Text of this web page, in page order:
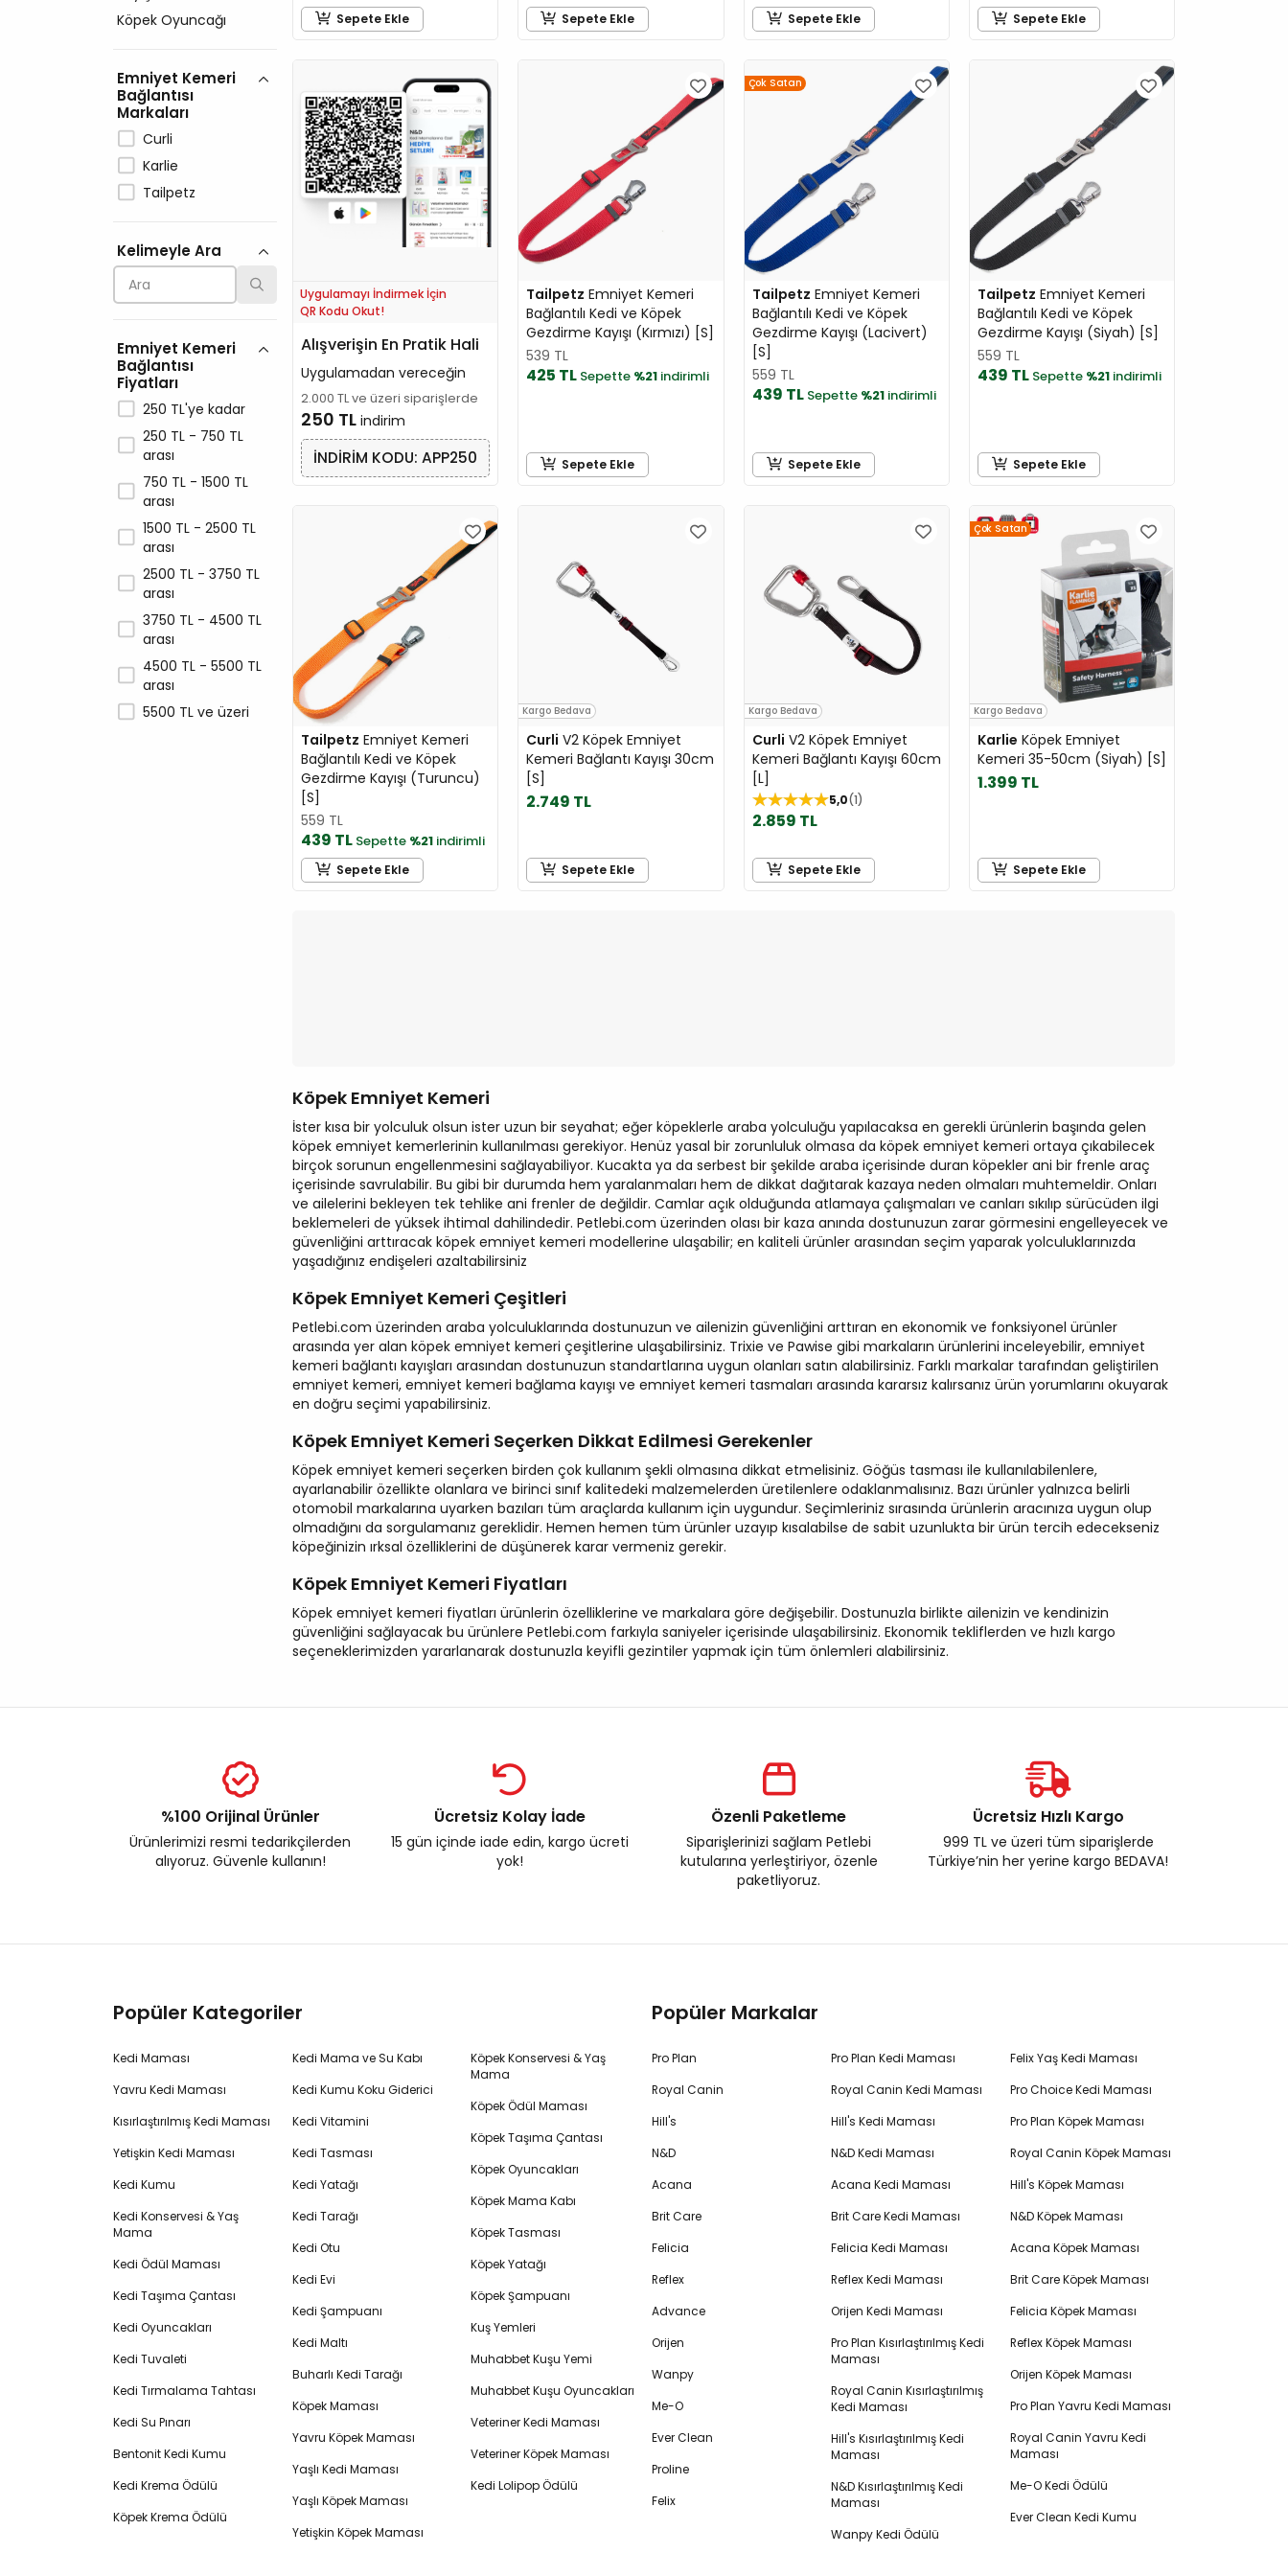
Köpek Oyuncağı
Emniyet Kemeri
Bağlantısı
Markaları
Curli
Karlie
Tailpetz
Kelimeyle Ara
Emniyet Kemeri
Bağlantısı
Fiyatları
250 TL'ye kadar
250 TL - 750 TL
arası
750 TL - 1500 TL
arası
1500 TL - 2500 TL
arası
2500 TL - 3750 TL
arası
3750 TL - 4500 TL
arası
4500 TL - 5500 TL
arası
5500 TL ve üzeri
Sepete Ekle Sepete Ekle Sepete Ekle Sepete Ekle
Uygulamayı İndirmek İçin
QR Kodu Okut!
Alışverişin En Pratik Hali
Uygulamadan vereceğin
2.000 TL ve üzeri siparişlerde
250 TL indirim
İNDİRİM KODU: APP250
Tailpetz Emniyet Kemeri
Bağlantılı Kedi ve Köpek
Gezdirme Kayışı (Kırmızı) [S]
539 TL
425 TL Sepette %21 indirimli
Sepete Ekle
Çok Satan
Tailpetz Emniyet Kemeri
Bağlantılı Kedi ve Köpek
Gezdirme Kayışı (Lacivert)
[S]
559 TL
439 TLSepette %21indirimli
Sepete Ekle
Tailpetz Emniyet Kemeri
Bağlantılı Kedi ve Köpek
Gezdirme Kayışı (Siyah) [S]
559 TL
439 TLSepette %21indirimli
Sepete Ekle
Tailpetz Emniyet Kemeri
Bağlantılı Kedi ve Köpek
Gezdirme Kayışı (Turuncu)
[S]
559 TL
439 TL Sepette %21 indirimli
Sepete Ekle
Kargo Bedava
Curli V2 Köpek Emniyet
Kemeri Bağlantı Kayışı 30cm
[S]
2.749 TL
Sepete Ekle
Kargo Bedava
Curli V2 Köpek Emniyet
Kemeri Bağlantı Kayışı 60cm
[L]
5,0 1
2.859 TL
Sepete Ekle
Çok Satan
Kargo Bedava
Karlie Köpek Emniyet
Kemeri 35-50cm (Siyah) [S]
1.399 TL
Sepete Ekle
Köpek Emniyet Kemeri
İster kısa bir yolculuk olsun ister uzun bir seyahat; eğer köpeklerle araba yolculuğu yapılacaksa en gerekli ürünlerin başında gelen
köpek emniyet kemerlerinin kullanılması gerekiyor. Henüz yasal bir zorunluluk olmasa da köpek emniyet kemeri ortaya çıkabilecek
birçok sorunun engellenmesini sağlayabiliyor. Kucakta ya da serbest bir şekilde araba içerisinde duran köpekler ani bir frenle araç
içerisinde savrulabilir. Bu gibi bir durumda hem yaralanmaları hem de dikkat dağıtarak kazaya neden olmaları muhtemeldir. Onları
ve ailelerini bekleyen tek tehlike ani frenler de değildir. Camlar açık olduğunda atlamaya çalışmaları ve canları sıkılıp sürücüden ilgi
beklemeleri de yüksek ihtimal dahilindedir. Petlebi.com üzerinden olası bir kaza anında dostunuzun zarar görmesini engelleyecek ve
güvenliğini arttıracak köpek emniyet kemeri modellerine ulaşabilir; en kaliteli ürünler arasından seçim yaparak yolculuklarınızda
yaşadığınız endişeleri azaltabilirsiniz
Köpek Emniyet Kemeri Çeşitleri
Petlebi.com üzerinden araba yolculuklarında dostunuzun ve ailenizin güvenliğini arttıran en ekonomik ve fonksiyonel ürünler
arasında yer alan köpek emniyet kemeri çeşitlerine ulaşabilirsiniz. Trixie ve Pawise gibi markaların ürünlerini inceleyebilir, emniyet
kemeri bağlantı kayışları arasından dostunuzun standartlarına uygun olanları satın alabilirsiniz. Farklı markalar tarafından geliştirilen
emniyet kemeri, emniyet kemeri bağlama kayışı ve emniyet kemeri tasmaları arasında kararsız kalırsanız ürün yorumlarını okuyarak
en doğru seçimi yapabilirsiniz.
Köpek Emniyet Kemeri Seçerken Dikkat Edilmesi Gerekenler
Köpek emniyet kemeri seçerken birden çok kullanım şekli olmasına dikkat etmelisiniz. Göğüs tasması ile kullanılabilenlere,
ayarlanabilir özellikte olanlara ve birinci sınıf kalitedeki malzemelerden üretilenlere odaklanmalısınız. Bazı ürünler yalnızca belirli
otomobil markalarına uyarken bazıları tüm araçlarda kullanım için uygundur. Seçimleriniz sırasında ürünlerin aracınıza uygun olup
olmadığını da sorgulamanız gereklidir. Hemen hemen tüm ürünler uzayıp kısalabilse de sabit uzunlukta bir ürün tercih edecekseniz
köpeğinizin ırksal özelliklerini de düşünerek karar vermeniz gerekir.
Köpek Emniyet Kemeri Fiyatları
Köpek emniyet kemeri fiyatları ürünlerin özelliklerine ve markalara göre değişebilir. Dostunuzla birlikte ailenizin ve kendinizin
güvenliğini sağlayacak bu ürünlere Petlebi.com farkıyla saniyeler içerisinde ulaşabilirsiniz. Ekonomik tekliflerden ve hızlı kargo
seçeneklerimizden yararlanarak dostunuzla keyifli gezintiler yapmak için tüm önlemleri alabilirsiniz.
%100 Orijinal Ürünler
Ürünlerimizi resmi tedarikçilerden
alıyoruz. Güvenle kullanın!
Ücretsiz Kolay İade
15 gün içinde iade edin, kargo ücreti
yok!
Özenli Paketleme
Siparişlerinizi sağlam Petlebi
kutularına yerleştiriyor, özenle
paketliyoruz.
Ücretsiz Hızlı Kargo
999 TL ve üzeri tüm siparişlerde
Türkiye’nin her yerine kargo BEDAVA!
Popüler Kategoriler
Kedi Maması
Yavru Kedi Maması
Kısırlaştırılmış Kedi Maması
Yetişkin Kedi Maması
Kedi Kumu
Kedi Konservesi & Yaş
Mama
Kedi Ödül Maması
Kedi Taşıma Çantası
Kedi Oyuncakları
Kedi Tuvaleti
Kedi Tırmalama Tahtası
Kedi Su Pınarı
Bentonit Kedi Kumu
Kedi Krema Ödülü
Köpek Krema Ödülü
Kedi Mama ve Su Kabı
Kedi Kumu Koku Giderici
Kedi Vitamini
Kedi Tasması
Kedi Yatağı
Kedi Tarağı
Kedi Otu
Kedi Evi
Kedi Şampuanı
Kedi Maltı
Buharlı Kedi Tarağı
Köpek Maması
Yavru Köpek Maması
Yaşlı Kedi Maması
Yaşlı Köpek Maması
Yetişkin Köpek Maması
Köpek Konservesi & Yaş
Mama
Köpek Ödül Maması
Köpek Taşıma Çantası
Köpek Oyuncakları
Köpek Mama Kabı
Köpek Tasması
Köpek Yatağı
Köpek Şampuanı
Kuş Yemleri
Muhabbet Kuşu Yemi
Muhabbet Kuşu Oyuncakları
Veteriner Kedi Maması
Veteriner Köpek Maması
Kedi Lolipop Ödülü
Popüler Markalar
Pro Plan
Royal Canin
Hill's
N&D
Acana
Brit Care
Felicia
Reflex
Advance
Orijen
Wanpy
Me-O
Ever Clean
Proline
Felix
Pro Plan Kedi Maması
Royal Canin Kedi Maması
Hill's Kedi Maması
N&D Kedi Maması
Acana Kedi Maması
Brit Care Kedi Maması
Felicia Kedi Maması
Reflex Kedi Maması
Orijen Kedi Maması
Pro Plan Kısırlaştırılmış Kedi
Maması
Royal Canin Kısırlaştırılmış
Kedi Maması
Hill's Kısırlaştırılmış Kedi
Maması
N&D Kısırlaştırılmış Kedi
Maması
Wanpy Kedi Ödülü
Felix Yaş Kedi Maması
Pro Choice Kedi Maması
Pro Plan Köpek Maması
Royal Canin Köpek Maması
Hill's Köpek Maması
N&D Köpek Maması
Acana Köpek Maması
Brit Care Köpek Maması
Felicia Köpek Maması
Reflex Köpek Maması
Orijen Köpek Maması
Pro Plan Yavru Kedi Maması
Royal Canin Yavru Kedi
Maması
Me-O Kedi Ödülü
Ever Clean Kedi Kumu